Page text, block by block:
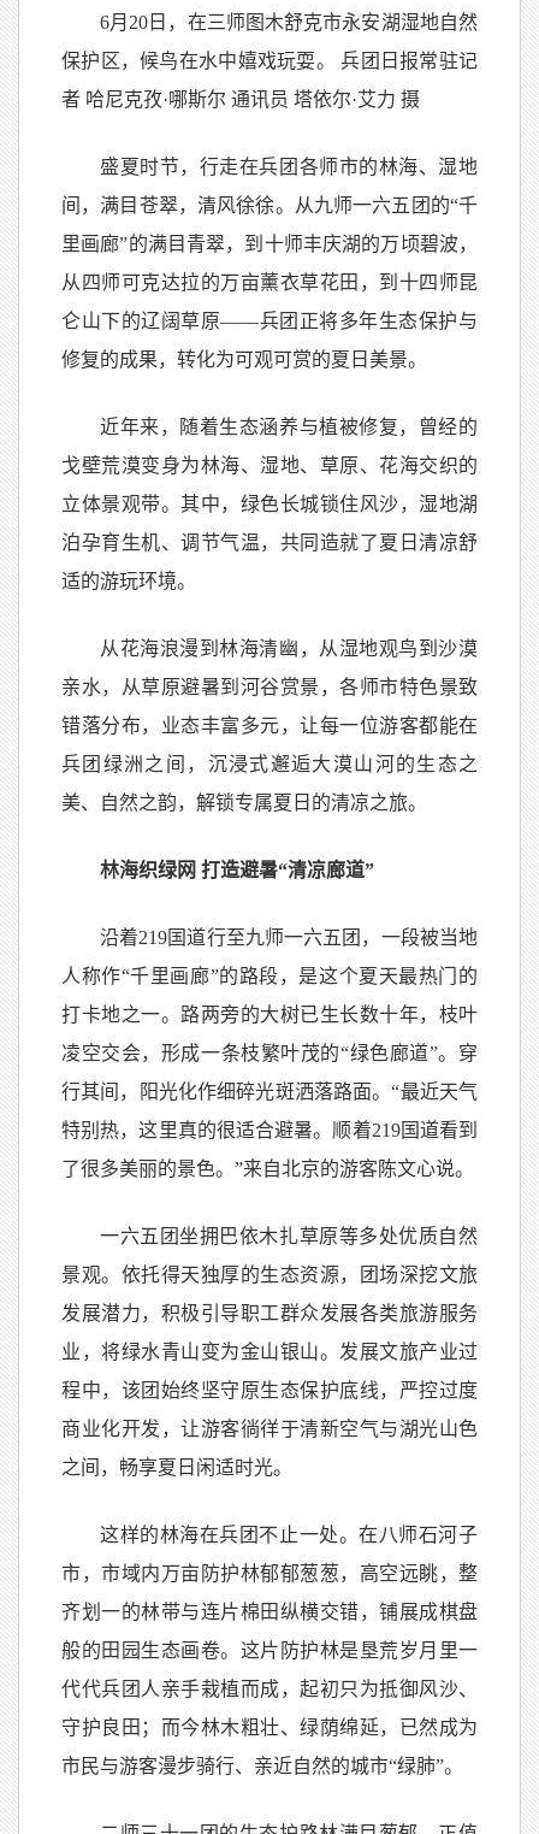
6月20日，在三师图木舒克市永安湖湿地自然
保护区，候鸟在水中嬉戏玩耍。 兵团日报常驻记
者 哈尼克孜·哪斯尔 通讯员 塔依尔·艾力 摄
盛夏时节，行走在兵团各师市的林海、湿地
间，满目苍翠，清风徐徐。从九师一六五团的“千
里画廊”的满目青翠，到十师丰庆湖的万顷碧波，
从四师可克达拉的万亩薰衣草花田，到十四师昆
仑山下的辽阔草原——兵团正将多年生态保护与
修复的成果，转化为可观可赏的夏日美景。
近年来，随着生态涵养与植被修复，曾经的
戈壁荒漠变身为林海、湿地、草原、花海交织的
立体景观带。其中，绿色长城锁住风沙，湿地湖
泊孕育生机、调节气温，共同造就了夏日清凉舒
适的游玩环境。
从花海浪漫到林海清幽，从湿地观鸟到沙漠
亲水，从草原避暑到河谷赏景，各师市特色景致
错落分布，业态丰富多元，让每一位游客都能在
兵团绿洲之间，沉浸式邂逅大漠山河的生态之
美、自然之韵，解锁专属夏日的清凉之旅。
林海织绿网 打造避暑“清凉廊道”
沿着219国道行至九师一六五团，一段被当地
人称作“千里画廊”的路段，是这个夏天最热门的
打卡地之一。路两旁的大树已生长数十年，枝叶
凌空交会，形成一条枝繁叶茂的“绿色廊道”。穿
行其间，阳光化作细碎光斑洒落路面。“最近天气
特别热，这里真的很适合避暑。顺着219国道看到
了很多美丽的景色。”来自北京的游客陈文心说。
一六五团坐拥巴依木扎草原等多处优质自然
景观。依托得天独厚的生态资源，团场深挖文旅
发展潜力，积极引导职工群众发展各类旅游服务
业，将绿水青山变为金山银山。发展文旅产业过
程中，该团始终坚守原生态保护底线，严控过度
商业化开发，让游客徜徉于清新空气与湖光山色
之间，畅享夏日闲适时光。
这样的林海在兵团不止一处。在八师石河子
市，市域内万亩防护林郁郁葱葱，高空远眺，整
齐划一的林带与连片棉田纵横交错，铺展成棋盘
般的田园生态画卷。这片防护林是垦荒岁月里一
代代兵团人亲手栽植而成，起初只为抵御风沙、
守护良田；而今林木粗壮、绿荫绵延，已然成为
市民与游客漫步骑行、亲近自然的城市“绿肺”。